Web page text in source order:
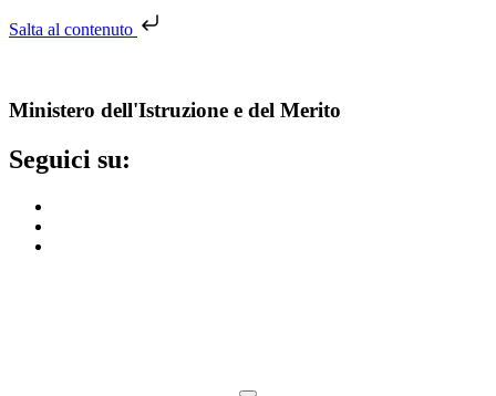
Salta al contenuto
Ministero dell'Istruzione e del Merito
Seguici su: